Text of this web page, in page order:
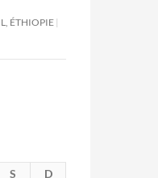
ÉTHIOPIE
S
D